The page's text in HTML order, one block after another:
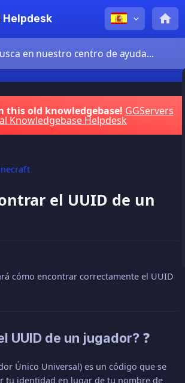
Helpdesk
this old knowledgebase! GGServers
Knowledgebase Helpdesk
el UUID de un
cómo encontrar correctamente el UUID
UUID de un jugador? ❓
Único Universal) es un código que se
tu identidad en lugar de tu nombre de